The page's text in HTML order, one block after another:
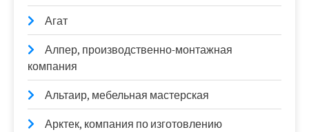
Агат
Алпер, производственно-монтажная
компания
Альтаир, мебельная мастерская
Арктек, компания по изготовлению